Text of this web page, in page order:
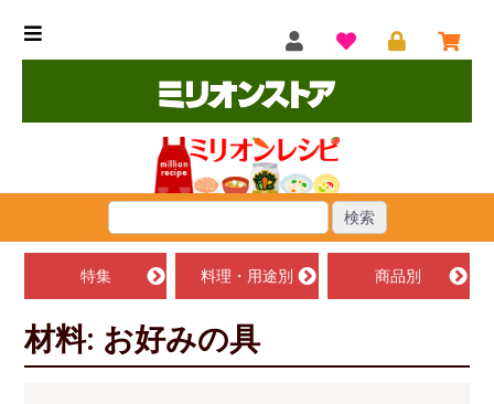
特集 料理・用途別 商品別
材料: お好みの具